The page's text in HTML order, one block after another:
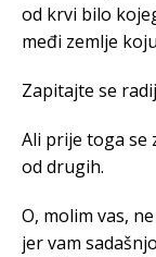
od krvi bilo
međi zemlje
Zapitajte se
Ali prije toga se
od drugih.
O, molim vas,
jer vam